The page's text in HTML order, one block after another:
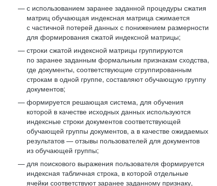
с использованием заранее заданной процедуры сжатия
матриц обучающая индексная матрица сжимается
с частичной потерей данных с понижением размерности
для формирования сжатой индексной матрицы;
строки сжатой индексной матрицы группируются
по заранее заданным формальным признакам сходства,
где документы, соответствующие сгруппированным
строкам в одной группе, составляют обучающую группу
документов;
формируется решающая система, для обучения
которой в качестве исходных данных используются
индексные строки документов соответствующей
обучающей группы документов, а в качестве ожидаемых
результатов — отзывы пользователей для документов
из обучающей группы;
для поискового выражения пользователя формируется
индексная табличная строка, в которой отдельные
ячейки соответствуют заранее заданному признаку,